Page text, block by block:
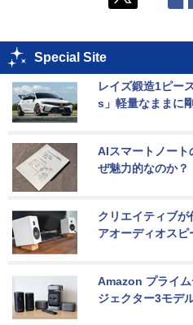
Special Site
レイズ鍛造1ピー
s」軽量なままに
AIスマートノー
ぜ魅力的なのか？
クリエイティブが
アオーディオスピ
Amazon プライ
ジェクター3モデ